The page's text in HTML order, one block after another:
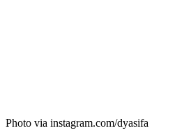
Photo via instagram.com/dyasifa